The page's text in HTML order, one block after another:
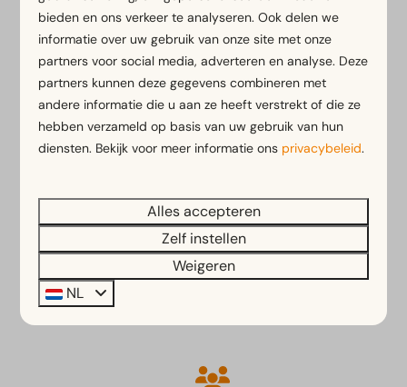
deze unieke accommodatie
Stel je voor: wakker worden met het geluid van zacht
kabbelend water en het uitzicht over het serene
meer. In de Waterlodges van EuroParcs Zuiderzee
ervaar je dit elke dag. Of je nu kiest voor de
eigen terrasmet uitzicht op het water
en laat demoderne faciliteitenje verblijf nóg
aangenamer maken. Hier is het alsof je midden in de
natuur woont, maar dan met alle gemakken van
bieden en ons verkeer te analyseren. Ook delen we
informatie over uw gebruik van onze site met onze
partners voor social media, adverteren en analyse. Deze
partners kunnen deze gegevens combineren met
andere informatie die u aan ze heeft verstrekt of die ze
hebben verzameld op basis van uw gebruik van hun
diensten. Bekijk voor meer informatie ons privacybeleid.
Alles accepteren
Zelf instellen
Weigeren
NL